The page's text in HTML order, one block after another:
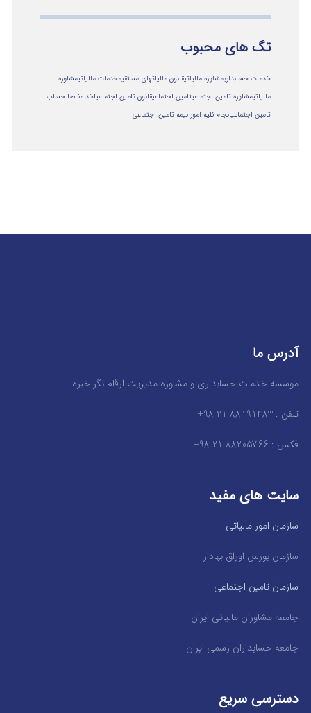
تگ های محبوب
خدمات حسابداریمشاوره مالیاتیقانون مالیاتهای مستقیمخدمات مالیاتیمشاوره
مالياتيمشاوره تامین اجتماعیتامین اجتماعیقانون تامین اجتماعیاخذ مفاصا حساب
تامین اجتماعیانجام کلیه امور بیمه تامین اجتماعی
آدرس ما
موسسه خدمات حسابداری و مشاوره مدیریت ارقام نگر خبره
تلفن : 88191483 21 98+
فکس : 88205766 21 98+
سایت های مفید
سازمان امور مالیاتی
سازمان بورس اوراق بهادار
سازمان تامین اجتماعی
جامعه مشاوران مالیاتی ایران
جامعه حسابداران رسمی ایران
دسترسی سریع